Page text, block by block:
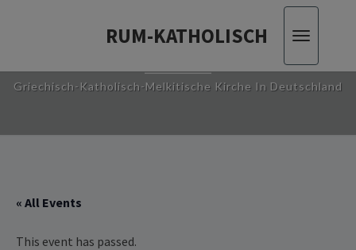
RUM-KATHOLISCH
Toggle
RUM-KATHOLISCH
Griechisch-Katholisch-Melkitische Kirche In Deutschland
« All Events
This event has passed.